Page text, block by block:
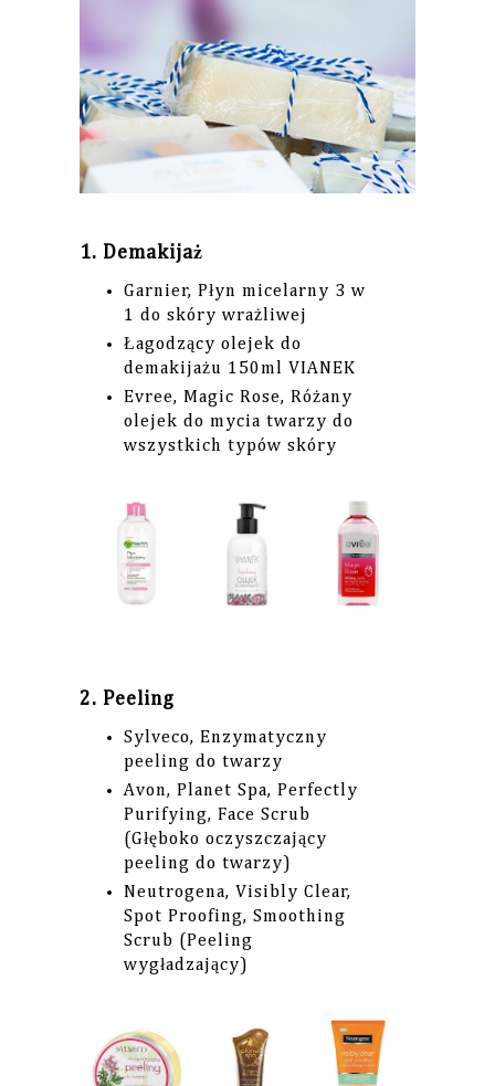
1. Demakijaż
Garnier, Płyn micelarny 3 w
1 do skóry wrażliwej
Łagodzący olejek do
demakijażu 150ml VIANEK
Evree, Magic Rose, Różany
olejek do mycia twarzy do
wszystkich typów skóry
2. Peeling
Sylveco, Enzymatyczny
peeling do twarzy
Avon, Planet Spa, Perfectly
Purifying, Face Scrub
(Głęboko oczyszczający
peeling do twarzy)
Neutrogena, Visibly Clear,
Spot Proofing, Smoothing
Scrub (Peeling
wygładzający)